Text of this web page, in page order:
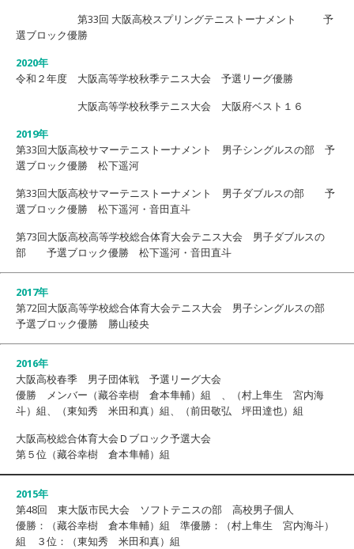
第33回 大阪高校スプリングテニストーナメント 予
選ブロック優勝
2020年
令和２年度 大阪高等学校秋季テニス大会 予選リーグ優勝
大阪高等学校秋季テニス大会 大阪府ベスト１６
2019年
第33回大阪高校サマーテニストーナメント 男子シングルスの部 予
選ブロック優勝 松下遥河
第33回大阪高校サマーテニストーナメント 男子ダブルスの部 予
選ブロック優勝 松下遥河・音田直斗
第73回大阪高校高等学校総合体育大会テニス大会 男子ダブルスの
部 予選ブロック優勝 松下遥河・音田直斗
2017年
第72回大阪高等学校総合体育大会テニス大会 男子シングルスの部
予選ブロック優勝 勝山稜央
2016年
大阪高校春季 男子団体戦 予選リーグ大会
優勝 メンバー（藏谷幸樹 倉本隼輔）組 、（村上隼生 宮内海
斗）組、（東知秀 米田和真）組、（前田敬弘 坪田達也）組
大阪高校総合体育大会Ｄブロック予選大会
第５位（藏谷幸樹 倉本隼輔）組
2015年
第48回 東大阪市民大会 ソフトテニスの部 高校男子個人
優勝：（藏谷幸樹 倉本隼輔）組 準優勝：（村上隼生 宮内海斗）
組 ３位：（東知秀 米田和真）組